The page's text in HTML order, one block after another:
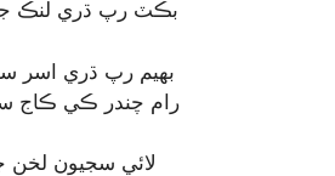
بڪٽ رپ ڌري لنڪ
بهيم رپ ڌري اسر
رام چندر ڪي ڪاج
لائي سجيون لخن